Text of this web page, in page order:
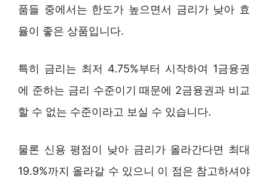
품들 중에서는 한도가 높으면서 금리가 낮아 효
율이 좋은 상품입니다.
특히 금리는 최저 4.75%부터 시작하여 1금융권
에 준하는 금리 수준이기 때문에 2금융권과 비교
할 수 없는 수준이라고 보실 수 있습니다.
물론 신용 평점이 낮아 금리가 올라간다면 최대
19.9%까지 올라갈 수 있으니 이 점은 참고하셔야